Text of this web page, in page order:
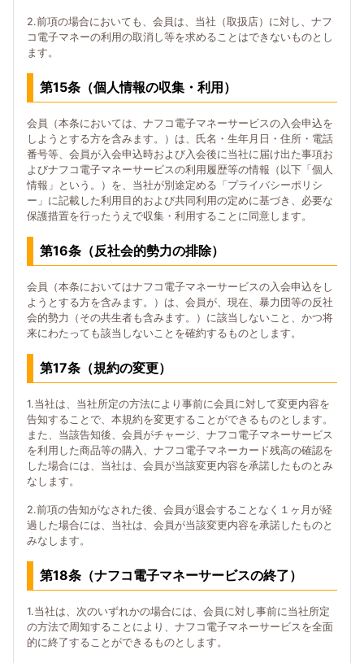
2.前項の場合においても、会員は、当社（取扱店）に対し、ナフ
コ電子マネーの利用の取消し等を求めることはできないものとし
ます。
第15条（個人情報の収集・利用）
会員（本条においては、ナフコ電子マネーサービスの入会申込を
しようとする方を含みます。）は、氏名・生年月日・住所・電話
番号等、会員が入会申込時および入会後に当社に届け出た事項お
よびナフコ電子マネーサービスの利用履歴等の情報（以下「個人
情報」という。）を、当社が別途定める「プライバシーポリシ
ー」に記載した利用目的および共同利用の定めに基づき、必要な
保護措置を行ったうえで収集・利用することに同意します。
第16条（反社会的勢力の排除）
会員（本条においてはナフコ電子マネーサービスの入会申込をし
ようとする方を含みます。）は、会員が、現在、暴力団等の反社
会的勢力（その共生者も含みます。）に該当しないこと、かつ将
来にわたっても該当しないことを確約するものとします。
第17条（規約の変更）
1.当社は、当社所定の方法により事前に会員に対して変更内容を
告知することで、本規約を変更することができるものとします。
また、当該告知後、会員がチャージ、ナフコ電子マネーサービス
を利用した商品等の購入、ナフコ電子マネーカード残高の確認を
した場合には、当社は、会員が当該変更内容を承諾したものとみ
なします。
2.前項の告知がなされた後、会員が退会することなく１ヶ月が経
過した場合には、当社は、会員が当該変更内容を承諾したものと
みなします。
第18条（ナフコ電子マネーサービスの終了）
1.当社は、次のいずれかの場合には、会員に対し事前に当社所定
の方法で周知することにより、ナフコ電子マネーサービスを全面
的に終了することができるものとします。